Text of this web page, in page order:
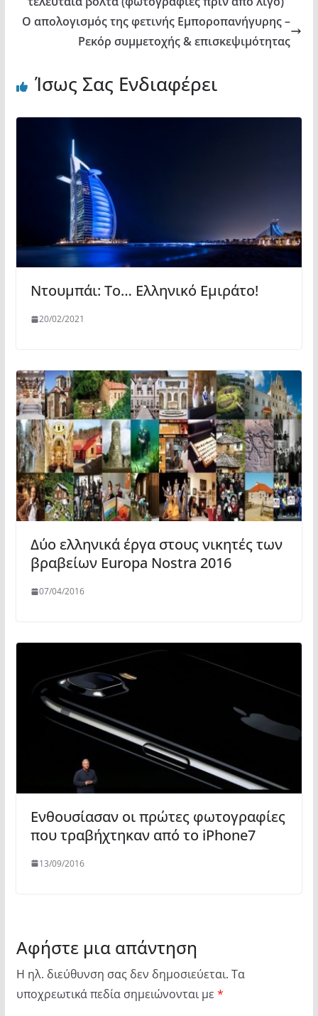
Ο απολογισμός της φετινής Εμποροπανήγυρης –
Ρεκόρ συμμετοχής & επισκεψιμότητας
Ίσως Σας Ενδιαφέρει
Ντουμπάι: Το… Ελληνικό Εμιράτο!
20/02/2021
Δύο ελληνικά έργα στους νικητές των
βραβείων Europa Nostra 2016
07/04/2016
Ενθουσίασαν οι πρώτες φωτογραφίες
που τραβήχτηκαν από το iPhone7
13/09/2016
Αφήστε μια απάντηση
Η ηλ. διεύθυνση σας δεν δημοσιεύεται. Τα
υποχρεωτικά πεδία σημειώνονται με *